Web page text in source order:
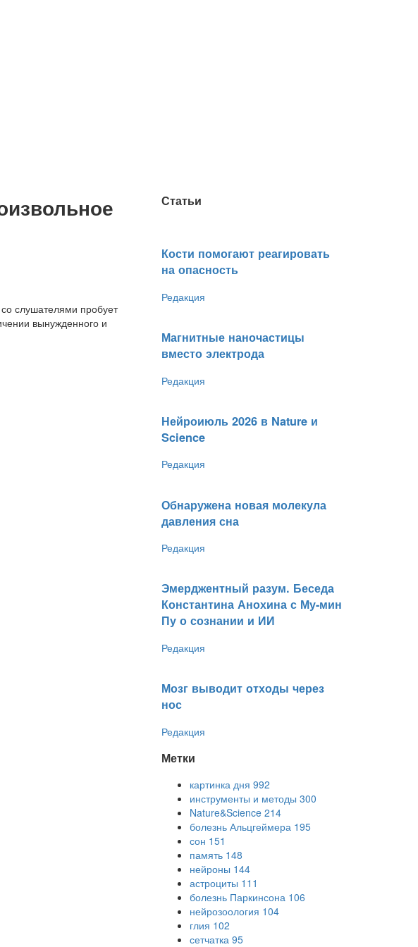
слушателями пробует
вынужденного и
Статьи
Кости помогают реагировать
на опасность
Редакция
Магнитные наночастицы
вместо электрода
Редакция
Нейроиюль 2026 в Nature и
Science
Редакция
Обнаружена новая молекула
давления сна
Редакция
Эмерджентный разум. Беседа
Константина Анохина с Му-мин
Пу о сознании и ИИ
Редакция
Мозг выводит отходы через
нос
Редакция
Метки
картинка дня 992
инструменты и методы 300
Nature&Science 214
болезнь Альцгеймера 195
сон 151
память 148
нейроны 144
астроциты 111
болезнь Паркинсона 106
нейрозоология 104
глия 102
сетчатка 95